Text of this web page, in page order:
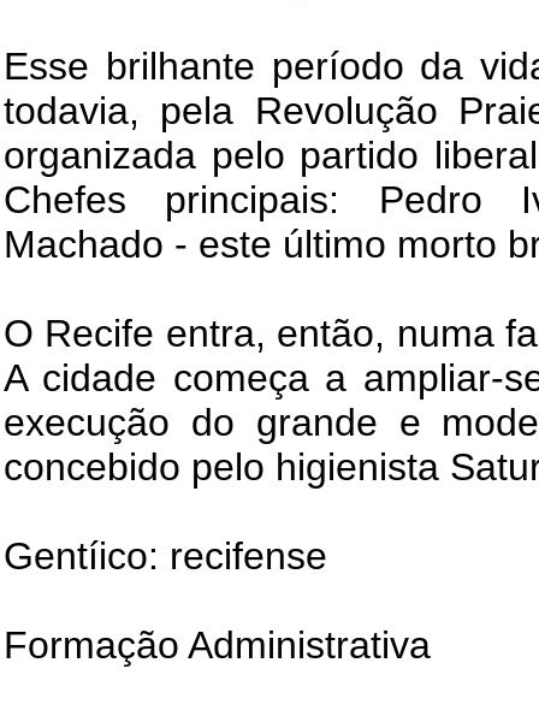
Esse brilhante período da
todavia, pela Revolução
organizada pelo partido
Chefes principais: Pedro
Machado - este último morto
O Recife entra, então, numa
A cidade começa a ampliar-
execução do grande e
concebido pelo higienista
Gentíico: recifense
Formação Administrativa